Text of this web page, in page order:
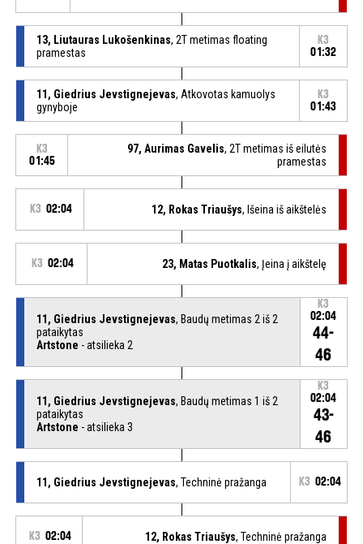
13, Liutauras Lukošenkinas, 2T metimas floating
pramestas
K3
01:32
11, Giedrius Jevstignejevas, Atkovotas kamuolys
gynyboje
K3
01:43
K3
01:45
97, Aurimas Gavelis, 2T metimas iš eilutės
pramestas
K3 02:04 12, Rokas Triaušys, Išeina iš aikštelės
K3 02:04 23, Matas Puotkalis, Įeina į aikštelę
11, Giedrius Jevstignejevas, Baudų metimas 2 iš 2
pataikytas
Artstone - atsilieka 2
K3
02:04
44-
46
11, Giedrius Jevstignejevas, Baudų metimas 1 iš 2
pataikytas
Artstone - atsilieka 3
K3
02:04
43-
46
11, Giedrius Jevstignejevas, Techninė pražanga K3 02:04
K3 02:04 12, Rokas Triaušys, Techninė pražanga